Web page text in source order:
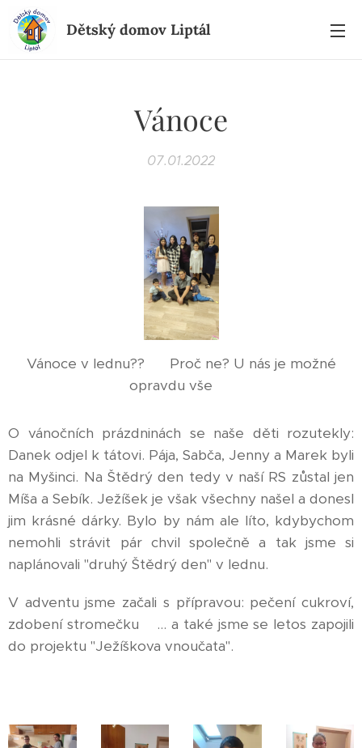
Dětský domov Liptál
Vánoce
07.01.2022
Vánoce v lednu?? 🤔 Proč ne? U nás je možné
opravdu vše 😆
O vánočních prázdninách se naše děti rozutekly:
Danek odjel k tátovi. Pája, Sabča, Jenny a Marek byli
na Myšinci. Na Štědrý den tedy v naší RS zůstal jen
Míša a Sebík. Ježíšek je však všechny našel a donesl
jim krásné dárky. Bylo by nám ale líto, kdybychom
nemohli strávit pár chvil společně a tak jsme si
naplánovali "druhý Štědrý den" v lednu.
V adventu jsme začali s přípravou: pečení cukroví,
zdobení stromečku🎄... a také jsme se letos zapojili
do projektu "Ježíškova vnoučata".